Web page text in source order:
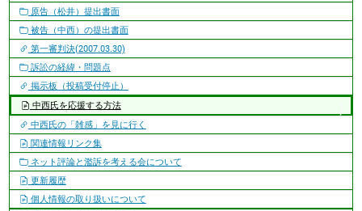
原告（松井）提出書面
被告（中西）の提出書面
第一審判決(2007.03.30)
訴訟の経緯・問題点
掲示板（投稿受付停止）
中西氏を応援する方法
中西氏の「雑感」を見に行く
関連情報リンク集
ネット評論と濫訴を考える会について
更新履歴
個人情報の取り扱いについて